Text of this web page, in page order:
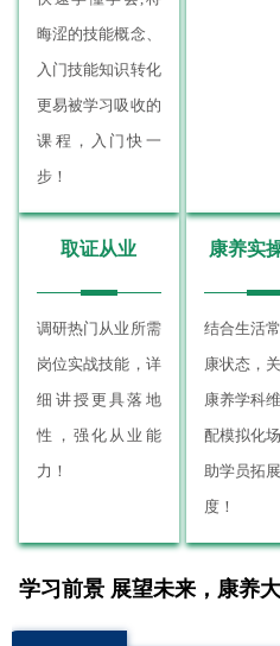
晦涩的技能概念、
入门技能知识转化
更易被学习吸收的
课程，入门快一
步！
取证从业
调研热门从业所需
岗位实战技能，详
细讲授更具落地
性，强化从业能
力！
康养实
结合生活
康状态，
康养学科
配模拟化
助学员拓
度！
学习前景 展望未来，康养